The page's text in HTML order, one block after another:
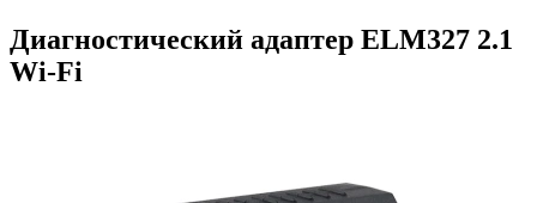
Диагностический адаптер ELM327 2.1
Wi-Fi